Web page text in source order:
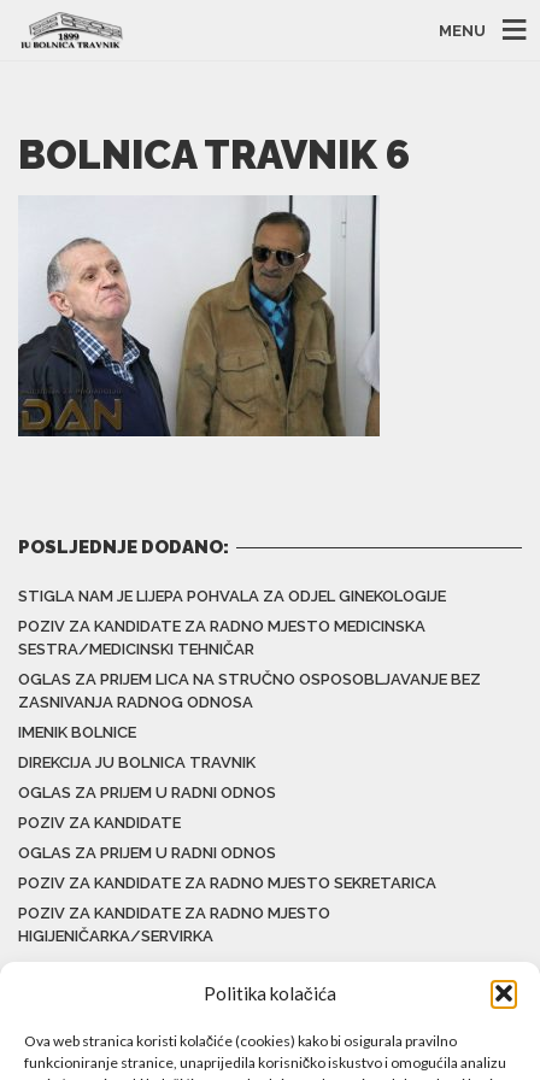
Politika kolačića
Ova web stranica koristi kolačiće (cookies) kako bi osigurala pravilno
funkcioniranje stranice, unaprijedila korisničko iskustvo i omogućila analizu
MENU
BOLNICA TRAVNIK 6
POSLJEDNJE DODANO:
STIGLA NAM JE LIJEPA POHVALA ZA ODJEL GINEKOLOGIJE
POZIV ZA KANDIDATE ZA RADNO MJESTO MEDICINSKA
SESTRA/MEDICINSKI TEHNIČAR
OGLAS ZA PRIJEM LICA NA STRUČNO OSPOSOBLJAVANJE BEZ
ZASNIVANJA RADNOG ODNOSA
IMENIK BOLNICE
DIREKCIJA JU BOLNICA TRAVNIK
OGLAS ZA PRIJEM U RADNI ODNOS
POZIV ZA KANDIDATE
OGLAS ZA PRIJEM U RADNI ODNOS
POZIV ZA KANDIDATE ZA RADNO MJESTO SEKRETARICA
POZIV ZA KANDIDATE ZA RADNO MJESTO
HIGIJENIČARKA/SERVIRKA